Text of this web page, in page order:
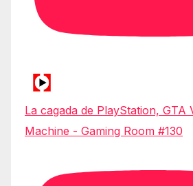
La cagada de PlayStation, GTA
Machine - Gaming Room #130